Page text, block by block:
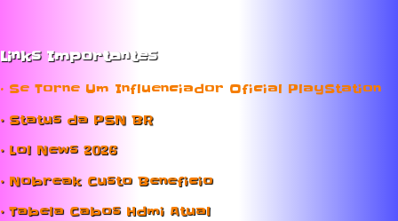
Links Importantes
• Se Torne Um Influenciador Oficial PlayStation
• Status da PSN BR
• Lol News 2026
• Nobreak Custo Beneficio
• Tabela Cabos Hdmi Atual